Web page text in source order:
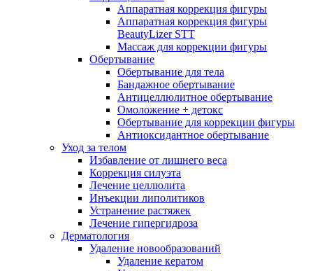
Аппаратная коррекция фигуры
Аппаратная коррекция фигуры
BeautyLizer STT
Массаж для коррекции фигуры
Обертывание
Обертывание для тела
Бандажное обертывание
Антицеллюлитное обертывание
Омоложение + детокс
Обертывание для коррекции фигуры
Антиоксидантное обертывание
Уход за телом
Избавление от лишнего веса
Коррекция силуэта
Лечение целлюлита
Инъекции липолитиков
Устранение растяжек
Лечение гипергидроза
Дерматология
Удаление новообразований
Удаление кератом